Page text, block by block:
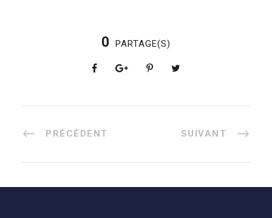
0 PARTAGE(S)
PRÉCÉDENT SUIVANT